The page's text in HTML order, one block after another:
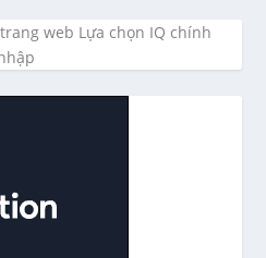
web Lựa chọn IQ chính